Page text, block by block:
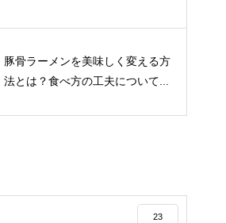
豚骨ラーメンを美味しく変える方
法とは？食べ方の工夫について...
23